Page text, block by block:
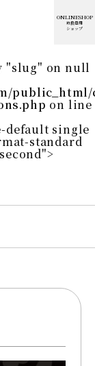
on line
"slug" on null
public_html/
on line
default single
standard
ONLINESHOP
取扱店用
ショップ